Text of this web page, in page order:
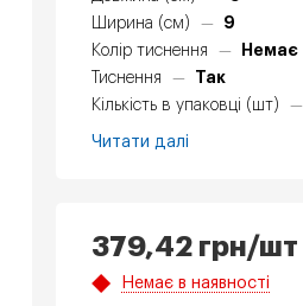
Ширина (см)
—
9
Колір тиснення
—
Немає
Тиснення
—
Так
Кількість в упаковці (шт)
—
Читати далі
379,42 грн/шт
Немає в наявності